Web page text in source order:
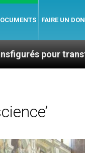
FAIRE UN DON
le monde